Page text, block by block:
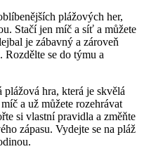
plážových⁤ her,‍
Stačí​ jen míč ⁢a síť a můžete
je‍ zábavný a⁣ zároveň
se​ do⁤ týmu ⁤a
hra, která je skvělá
⁤a už můžete​ rozehrávat
si vlastní pravidla ​a ​změňte
zápasu. Vydejte se na pláž​